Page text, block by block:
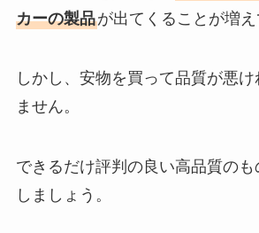
カーの製品が出てくることが増え
しかし、安物を買って品質が悪け
ません。
できるだけ評判の良い高品質の
しましょう。